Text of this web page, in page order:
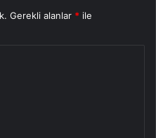
Gerekli alanlar * ile